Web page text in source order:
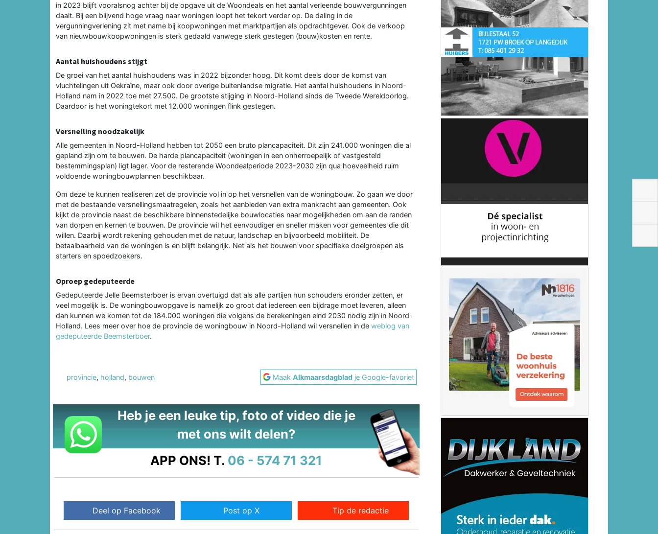
in 2023 blijft vooralsnog achter bij de opgave uit de Woondeals en het aantal verleende bouwvergunningen
daalt. Bij een blijvend hoge vraag naar woningen loopt het tekort verder op. De daling in de
vergunningverlening zit met name bij koopwoningen met marktpartijen als opdrachtgever. Ook de verkoop
van nieuwbouwkoopwoningen is sterk gedaald vanwege sterk gestegen (bouw)kosten en rente.
Aantal huishoudens stijgt
De groei van het aantal huishoudens was in 2022 bijzonder hoog. Dit komt deels door de komst van
vluchtelingen uit Oekraïne, maar ook door overige buitenlandse migratie. Het aantal huishoudens in Noord-
Holland nam in 2022 toe met 27.500. De grootste stijging in Noord-Holland sinds de Tweede Wereldoorlog.
Daardoor is het woningtekort met 12.000 woningen flink gestegen.
Versnelling noodzakelijk
Alle gemeenten in Noord-Holland hebben tot 2050 een bruto plancapaciteit. Dit zijn 241.000 woningen die al
gepland zijn om te bouwen. De harde plancapaciteit (woningen in een onherroepelijk of vastgesteld
bestemmingsplan) ligt lager. Voor de resterende Woondealperiode 2023-2030 zijn qua hoeveelheid ruim
voldoende woningbouwplannen beschikbaar.
Om deze te kunnen realiseren zet de provincie vol in op het versnellen van de woningbouw. Zo gaan we door
met de bestaande versnellingsmaatregelen, zoals het aanbieden van extra mankracht aan gemeenten. Ook
kijkt de provincie naast de beschikbare binnenstedelijke bouwlocaties naar mogelijkheden om aan de randen
van dorpen en kernen te bouwen. De provincie wil het eenvoudiger en sneller maken voor gemeentes die dit
willen. Daarbij wordt rekening gehouden met de natuur, landschap en bijvoorbeeld mobiliteit. De
betaalbaarheid van de woningen is en blijft belangrijk. Net als het bouwen voor specifieke doelgroepen als
starters en spoedzoekers.
Oproep gedeputeerde
Gedeputeerde Jelle Beemsterboer is ervan overtuigd dat als alle partijen hun schouders eronder zetten, er
veel mogelijk is. De woningbouwopgave is namelijk zo groot dat iedereen een bijdrage moet leveren, alleen
dan kunnen we komen tot de 184.000 woningen die volgens de berekeningen eind 2030 nodig zijn in Noord-
Holland. Lees meer over hoe de provincie de woningbouw in Noord-Holland wil versnellen in de weblog van
gedeputeerde Beemsterboer.
provincie, holland, bouwen MaakAlkmaarsdagblad je Google-favoriet
Heb je een leuke tip, foto of video die je
met ons wilt delen?
APP ONS! T. 06 - 574 71 321
Deel op Facebook Post op X Tip de redactie